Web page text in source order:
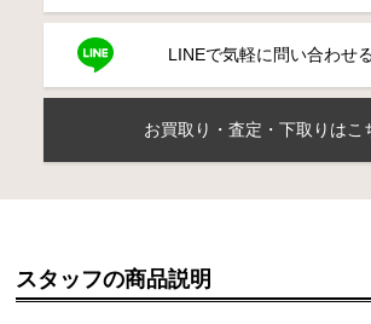
LINEで気軽に問い合わせ
お買取り・査定・下取りはこ
スタッフの商品説明